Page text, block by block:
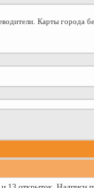
Карты города